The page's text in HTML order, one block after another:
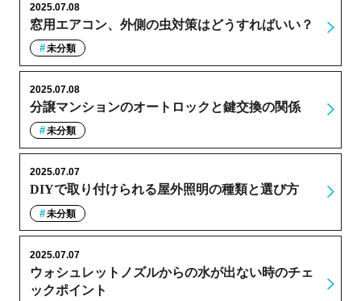
窓用エアコン、外側の虫対策はどうすればいい？
2025.07.08
未分類
分譲マンションのオートロックと鍵交換の関係
2025.07.08
未分類
DIYで取り付けられる屋外照明の種類と選び方
2025.07.07
未分類
ウォシュレットノズルからの水が出ない時のチェ
ックポイント
2025.07.07